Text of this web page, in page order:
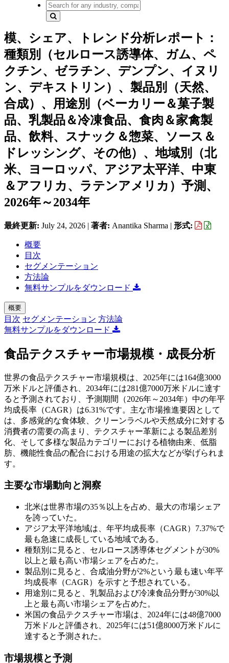
模、シェア、トレンド分析レポート：
種類別（セルロース誘導体、ガム、ペ
クチン、ゼラチン、デンプン、イヌリ
ン、デキストリン）、製品別（天然、
合成）、用途別（ベーカリー＆菓子製
品、乳製品＆冷凍食品、食肉＆家禽製
品、飲料、スナック＆惣菜、ソース＆
ドレッシング、その他）、地域別（北
米、ヨーロッパ、アジア太平洋、中東
＆アフリカ、ラテンアメリカ）予測、
2026年～2034年
最終更新: July 24, 2026 | 著者: Anantika Sharma | 形式:
概要
目次
セグメンテーション
方法論
無料サンプルをダウンロード
概要
目次 セグメンテーション 方法論
無料サンプルをダウンロード
食品テクスチャー市場規模・成長分析
世界の食品テクスチャー市場規模は、2025年には164億3000
万米ドルと評価され、2034年には281億7000万米ドルに達す
ると予測されており、予測期間（2026年～2034年）中の年平
均成長率（CAGR）は6.31%です。主な市場推進要因として
は、多感覚的な食体験、クリーンラベルや天然成分に対する
消費者の需要の高まり、テクスチャー革新による製品差別
化、そして多様な製品カテゴリーにおける植物由来、低脂
肪、機能性食品の配合における用途の拡大などが挙げられま
す。
主要な市場動向と洞察
北米は世界市場の35％以上を占め、最大の市場シェア
を誇っていた。
アジア太平洋地域は、年平均成長率（CAGR）7.37%で
最も急速に成長している地域である。
種類別に見ると、セルロース誘導体セグメントが30%
以上と最も高い市場シェアを占めた。
製品別に見ると、合成油分野が2%という最も速い年平
均成長率（CAGR）を示すと予想されている。
用途別に見ると、乳製品および冷凍食品分野が30%以
上と最も高い市場シェアを占めた。
米国の食品テクスチャー市場は、2024年には48億7000
万米ドルと評価され、2025年には51億8000万米ドルに
達すると予測された。
市場規模と予測